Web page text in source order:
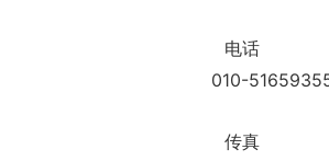
电话
010-
传真